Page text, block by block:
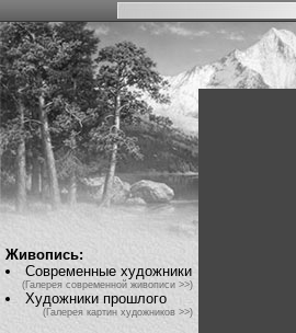
Живопись:
Современные художники
(Галерея современной живописи >>)
Художники прошлого
(Галерея картин художников >>)